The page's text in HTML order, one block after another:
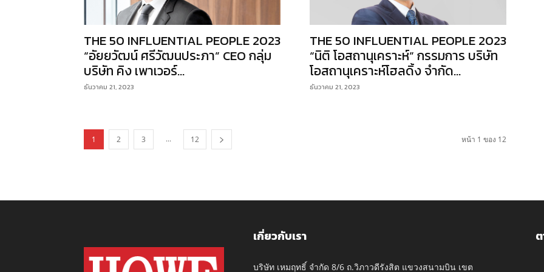
THE 50 INFLUENTIAL PEOPLE 2023
“อัยยวัฒน์ ศรีวัฒนประภา” CEO กลุ่ม
บริษัท คิง เพาเวอร์...
ธันวาคม 21, 2023
THE 50 INFLUENTIAL PEOPLE 2023
“นิติ โอสถานุเคราะห์” กรรมการ บริษัท
โอสถานุเคราะห์โฮลดิ้ง จำกัด...
ธันวาคม 21, 2023
1 2 3 ... 12 หน้า 1 ของ 12
เกี่ยวกับเรา
บริษัท เหมฤทธิ์ จำกัด 8/6 ถ.วิภาวดีรังสิต แขวงสนามบิน เขต